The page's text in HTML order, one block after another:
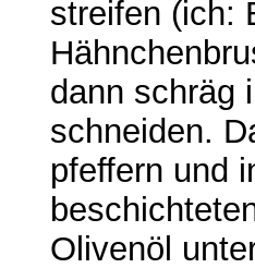
streifen (ich:
dann schräg
schneiden.
pfeffern und
Olivenöl